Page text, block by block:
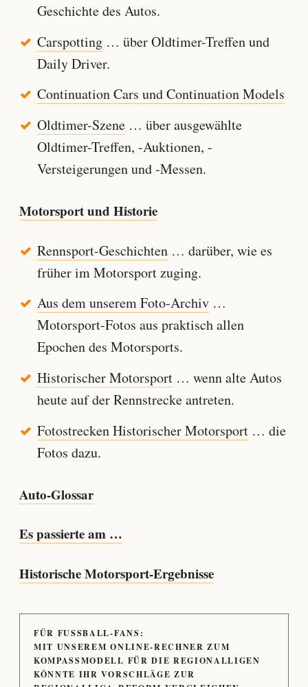
Geschichte des Autos.
Carspotting… über Oldtimer-Treffen und
Daily Driver.
Continuation Cars und Continuation Models
Oldtimer-Szene… über ausgewählte
Oldtimer-Treffen, -Auktionen, -
Versteigerungen und -Messen.
Motorsport und Historie
Rennsport-Geschichten… darüber, wie es
früher im Motorsport zuging.
Aus dem unserem Foto-Archiv…
Motorsport-Fotos aus praktisch allen
Epochen des Motorsports.
Historischer Motorsport… wenn alte Autos
heute auf der Rennstrecke antreten.
Fotostrecken Historischer Motorsport… die
Fotos dazu.
Auto-Glossar
Es passierte am …
Historische Motorsport-Ergebnisse
FÜR FUSSBALL-FANS:
MIT UNSEREM ONLINE-RECHNER ZUM
KOMPASSMODELL FÜR DIE REGIONALLIGEN
KÖNNTE IHR VORSCHLÄGE ZUR